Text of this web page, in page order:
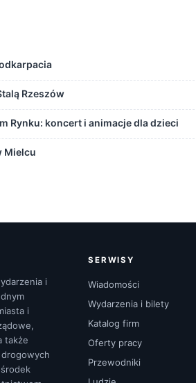
Rzeszów
Rynku: koncert i animacje dla dzieci
Mielcu
i
i
także
SERWISY
Wiadomości
Wydarzenia i bilety
Katalog firm
Oferty pracy
Przewodniki